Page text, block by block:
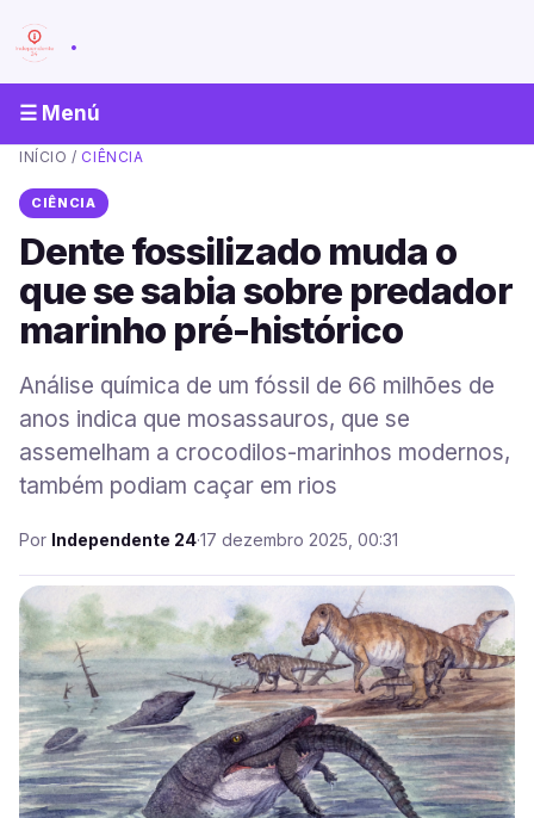
.
☰ Menú
INÍCIO / CIÊNCIA
CIÊNCIA
Dente fossilizado muda o
que se sabia sobre predador
marinho pré-histórico
Análise química de um fóssil de 66 milhões de
anos indica que mosassauros, que se
assemelham a crocodilos-marinhos modernos,
também podiam caçar em rios
Por Independente 24·17 dezembro 2025, 00:31